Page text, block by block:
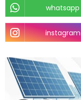
whatsapp
instagram